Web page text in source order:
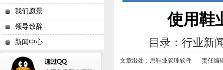
我们愿景
领导致辞
新闻中心
使用鞋
目录：行业新
文章出处：用鞋业管理软件 责任编